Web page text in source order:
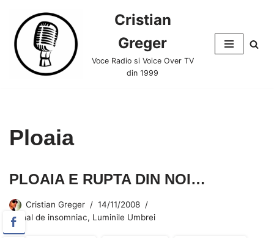
Skip
to
content
Cristian
Greger
Voce Radio si Voice Over TV
din 1999
Ploaia
PLOAIA E RUPTA DIN NOI…
Cristian Greger
14/11/2008
Jurnal de insomniac, Luminile Umbrei